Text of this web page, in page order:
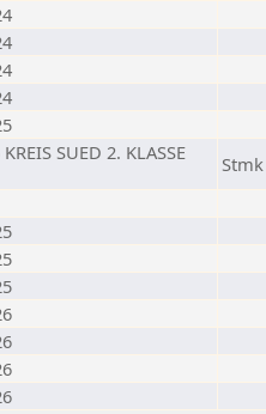
SUED 2. KLASSE
Stmk